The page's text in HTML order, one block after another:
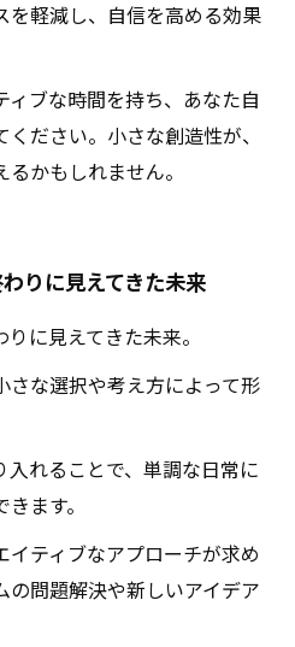
を軽減し、自信を高める効果
ブな時間を持ち、あなた自
ださい。小さな創造性が、
かもしれません。
りに見えてきた未来
に見えてきた未来。
な選択や考え方によって形
れることで、単調な日常に
ます。
ティブなアプローチが求め
問題解決や新しいアイデア